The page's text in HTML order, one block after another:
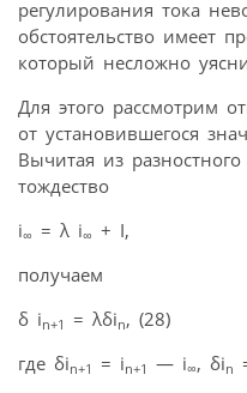
регулирования тока
обстоятельство имеет
который несложно
Для этого рассмотрим
от установившегося
Вычитая из
тождество
i∞ = λ i∞ + I,
получаем
δ in+1 = λδin, (28)
где δin+1 = in+1 — i∞, δin